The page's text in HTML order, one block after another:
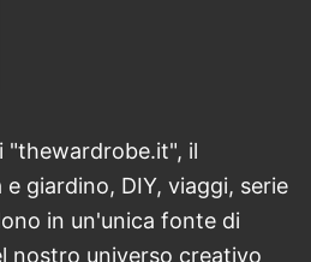
"thewardrobe.it", il
giardino, DIY, viaggi, serie
in un'unica fonte di
nostro universo creativo